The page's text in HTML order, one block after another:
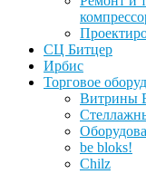
СЦ Битцер
Ирбис
Торговое
Витрины
be bloks!
Chilz